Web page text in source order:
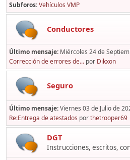
Subforos Vehículos VMP
Conductores
Último mensaje: Miércoles 24 de
Corrección de errores de... por Dikxon
Seguro
Último mensaje:Viernes 03 de Julio de
Re:Entrega de atestados porthetrooper69
DGT
Instrucciones, escritos,